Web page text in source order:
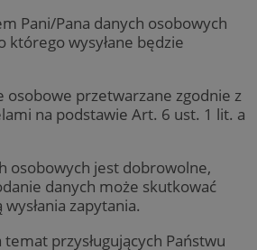
Pani/Pana danych osobowych
którego wysyłane będzie
osobowe przetwarzane zgodnie z
na podstawie Art. 6 ust. 1 lit. a
osobowych jest dobrowolne,
danych może skutkować
zapytania.
przysługujących Państwu